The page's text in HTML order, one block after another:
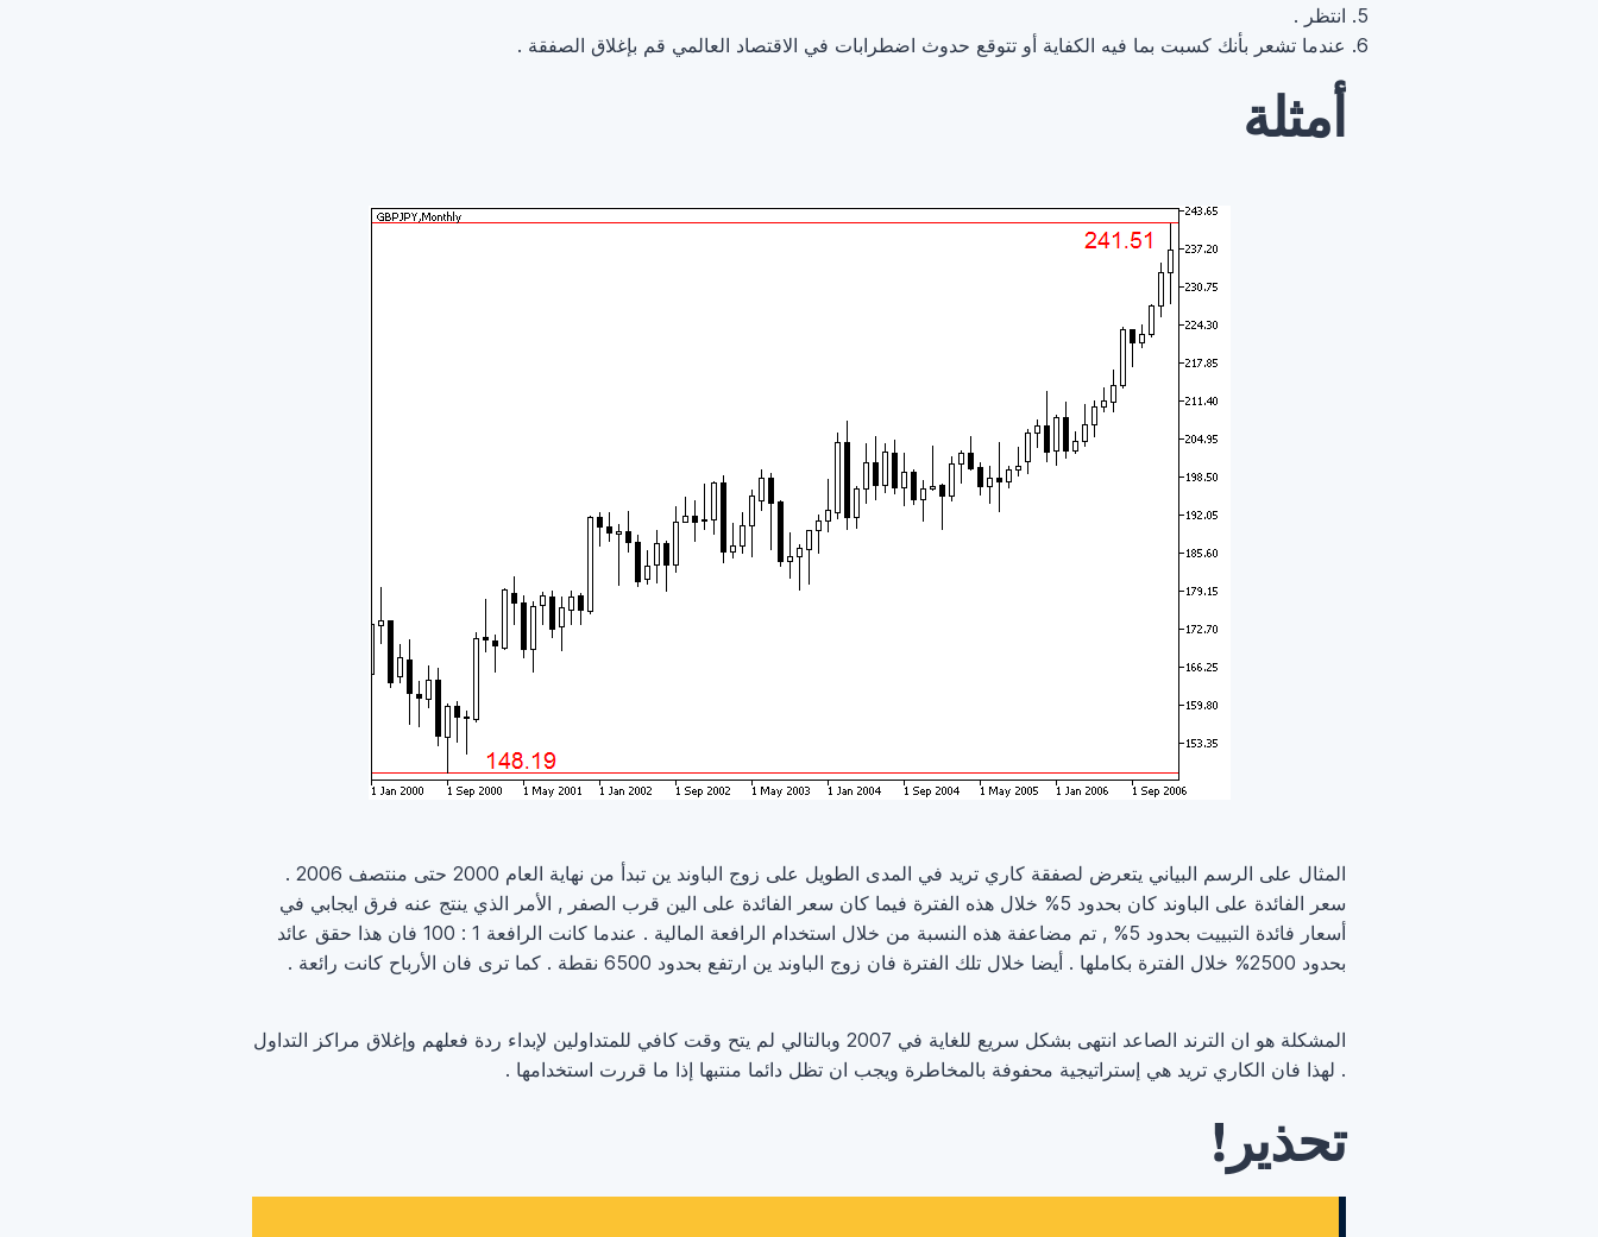
انتظر .
عندما تشعر بأنك كسبت بما فيه الكفاية أو تتوقع حدوث اضطرابات في الاقتصاد العالمي قم بإغلاق الصفقة .
أمثلة
المثال على الرسم البياني يتعرض لصفقة كاري تريد في المدى الطويل على زوج الباوند ين تبدأ من نهاية العام 2000 حتى منتصف 2006 .
سعر الفائدة على الباوند كان بحدود 5% خلال هذه الفترة فيما كان سعر الفائدة على الين قرب الصفر , الأمر الذي ينتج عنه فرق ايجابي في
أسعار فائدة التبييت بحدود 5% , تم مضاعفة هذه النسبة من خلال استخدام الرافعة المالية . عندما كانت الرافعة 1 : 100 فان هذا حقق عائد
بحدود 2500% خلال الفترة بكاملها . أيضا خلال تلك الفترة فان زوج الباوند ين ارتفع بحدود 6500 نقطة . كما ترى فان الأرباح كانت رائعة .
المشكلة هو ان الترند الصاعد انتهى بشكل سريع للغاية في 2007 وبالتالي لم يتح وقت كافي للمتداولين لإبداء ردة فعلهم وإغلاق مراكز التداول
. لهذا فان الكاري تريد هي إستراتيجية محفوفة بالمخاطرة ويجب ان تظل دائما منتبها إذا ما قررت استخدامها .
تحذير!